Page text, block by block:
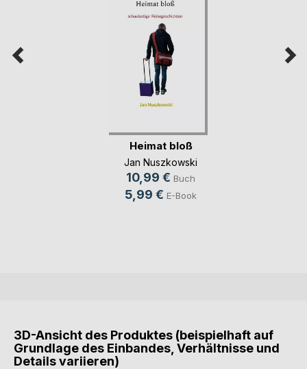
Heimat bloß
Jan Nuszkowski
10,99 € Buch
5,99 € E-Book
3D-Ansicht des Produktes (beispielhaft auf
Grundlage des Einbandes, Verhältnisse und
Details variieren)